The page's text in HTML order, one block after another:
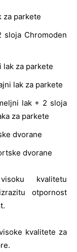
za parkete
sloja Chromoden
lak za parkete
lak za parkete
lak + 2 sloja
za parkete
dvorane
dvorane
kvalitetu
otpornost
kvalitete za